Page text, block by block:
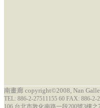
南畫廊 copyright©2008, Nan
TEL: 886-2-27511155 60 FAX: 886-2-
106 台北市敦化南路一段200號3樓之